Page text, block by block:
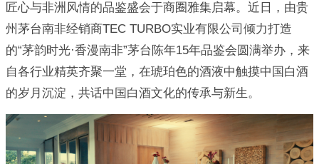
匠心与非洲风情的品鉴盛会于商圈雅集启幕。近日，由贵
州茅台南非经销商TEC TURBO实业有限公司倾力打造
的“茅韵时光·香漫南非”茅台陈年15年品鉴会圆满举办，来
自各行业精英齐聚一堂，在琥珀色的酒液中触摸中国白酒
的岁月沉淀，共话中国白酒文化的传承与新生。